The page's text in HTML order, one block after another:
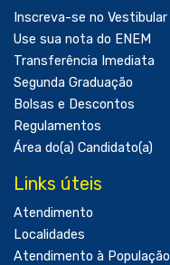
Inscreva-se no Vestibular
Use sua nota do ENEM
Transferência Imediata
Segunda Graduação
Bolsas e Descontos
Regulamentos
Área do(a) Candidato(a)
Links úteis
Atendimento
Localidades
Atendimento à População